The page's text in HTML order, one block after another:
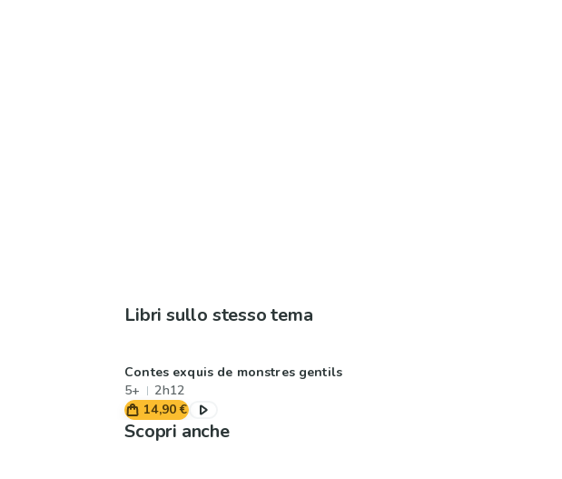
Libri sullo stesso tema
Contes exquis de monstres gentils
5+
2h12
14,90 €
Scopri anche